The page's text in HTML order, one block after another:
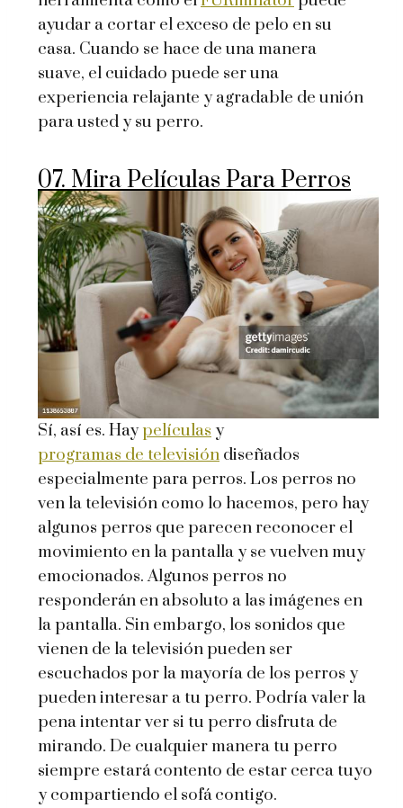
ayudar a cortar el exceso de pelo en su
casa. Cuando se hace de una manera
suave, el cuidado puede ser una
experiencia relajante y agradable de unión
para usted y su perro.
07. Mira Películas Para Perros
Sí, así es. Haypelículas y
programas de televisión diseñados
especialmente para perros. Los perros no
ven la televisión como lo hacemos, pero hay
algunos perros que parecen reconocer el
movimiento en la pantalla y se vuelven muy
emocionados. Algunos perros no
responderán en absoluto a las imágenes en
la pantalla. Sin embargo, los sonidos que
vienen de la televisión pueden ser
escuchados por la mayoría de los perros y
pueden interesar a tu perro. Podría valer la
pena intentar ver si tu perro disfruta de
mirando. De cualquier manera tu perro
siempre estará contento de estar cerca tuyo
y compartiendo el sofá contigo.